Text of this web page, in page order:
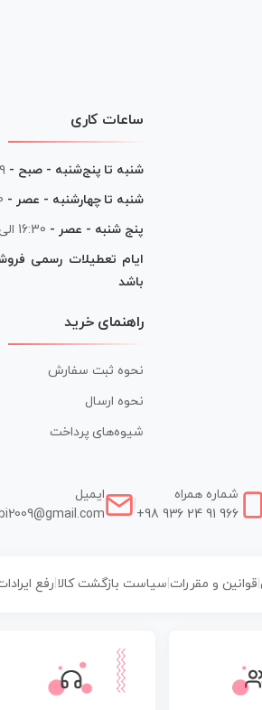
ساعات کاری
شنبه تا پنج‌شنبه - صبح - ۹ الی ۱۳
شنبه تا چهارشنبه - عصر -
پنج شنبه - عصر - 16:30 الی 19
ایام تعطیلات رسمی
باشد
راهنمای خرید
نحوه ثبت سفارش
نحوه ارسال
شیوه‌های پرداخت
شماره همراه
+98 936 24 91 966
ایمیل
| قوانین و مقررات سیاست بازگشت کالا رفع